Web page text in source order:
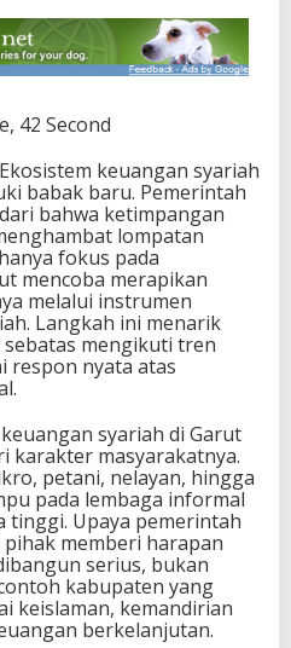
42 Second
keuangan syariah
babak baru. Pemerintah
bahwa ketimpangan
lompatan
fokus pada
mencoba merapikan
melalui instrumen
Langkah ini menarik
mengikuti tren
respon nyata atas
syariah di Garut
karakter masyarakatnya.
petani, nelayan, hingga
pada lembaga informal
Upaya pemerintah
memberi harapan
serius, bukan
kabupaten yang
keislaman, kemandirian
berkelanjutan.